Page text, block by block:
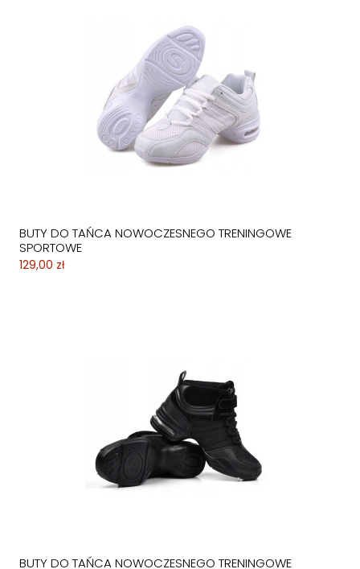
BUTY DO TAŃCA NOWOCZESNEGO TRENINGOWE
SPORTOWE
129,00 zł
BUTY DO TAŃCA NOWOCZESNEGO TRENINGOWE